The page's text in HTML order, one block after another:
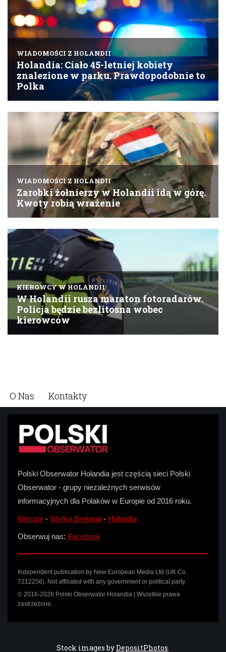
O Nas Kontakty
Polski Obserwator Holandia jest częścią sieci Polski
Obserwator - grupy niezależnych serwisów
informacyjnych dla Polaków w Europie od 2016 roku.
Niemcy - Wielka Brytania - Holandia
Obserwuj nas: Facebook
Independent publication by New European Media Ltd (UK Co.
7212256). Not affiliated with any government or political party.
© 2016-2026 Polski Obserwator Holandia | Wszelkie prawa
zastrzeżone.
Stock images byDepositPhotos.